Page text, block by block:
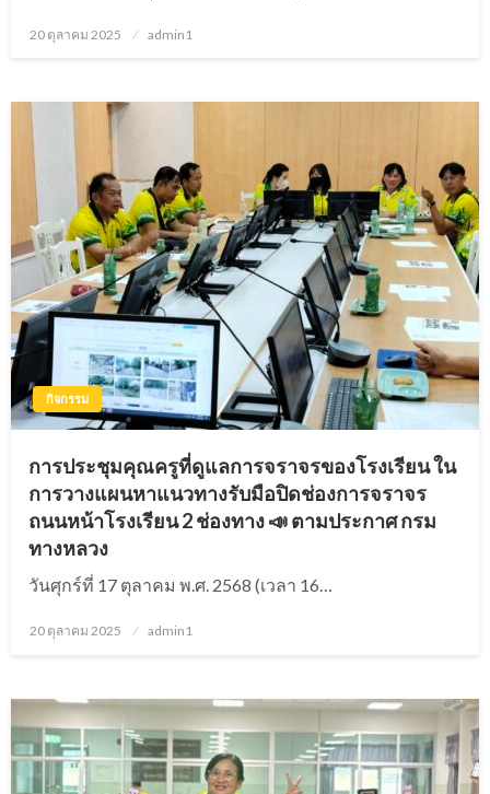
Posted
20 ตุลาคม 2025 admin1
กิจกรรม
การประชุมคุณครูที่ดูแลการจราจรของโรงเรียน ใน
การวางแผนหาแนวทางรับมือปิดช่องการจราจร
ถนนหน้าโรงเรียน 2 ช่องทาง 📣 ตามประกาศ กรม
ทางหลวง
วันศุกร์ที่ 17 ตุลาคม พ.ศ. 2568 (เวลา 16…
Posted
20 ตุลาคม 2025 admin1